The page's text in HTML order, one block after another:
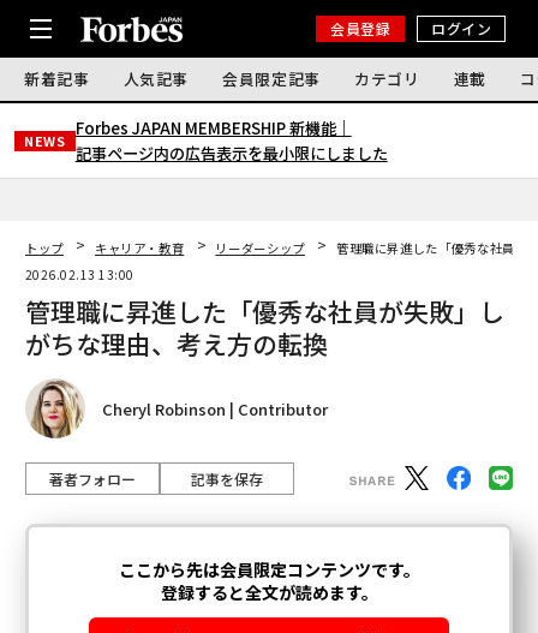
会員登録 ログイン
新着記事 人気記事 会員限定記事 カテゴリ 連載
NEWS
Forbes JAPAN MEMBERSHIP 新機能｜
記事ページ内の広告表示を最小限にしました
トップ キャリア・教育 リーダーシップ
管理職に昇進した「優秀な社員が
2026.02.13 13:00
管理職に昇進した「優秀な社員が失敗」し
がちな理由、考え方の転換
Cheryl Robinson | Contributor
著者フォロー 記事を保存